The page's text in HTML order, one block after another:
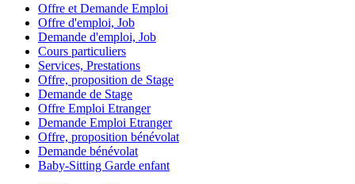
Offre et Demande Emploi
Offre d'emploi, Job
Demande d'emploi, Job
Cours particuliers
Services, Prestations
Offre, proposition de Stage
Demande de Stage
Offre Emploi Etranger
Demande Emploi Etranger
Offre, proposition bénévolat
Demande bénévolat
Baby-Sitting Garde enfant